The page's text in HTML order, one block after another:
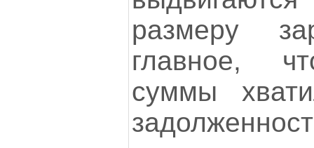
размеру
главное,
суммы